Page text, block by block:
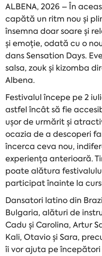
ALBENA, 2026 – În
capătă un ritm nou și
însemna doar soare și
și emoție, odată cu o
dans Sensation Days.
salsa, zouk și kizomba
Albena.
Festivalul începe pe 2
astfel încât să fie
ușor de urmărit și
ocazia de a descoperi
încerca ceva nou,
experiența anterioară.
poate alătura
participat înainte la
Dansatori latino din
Bulgaria, alături de
Cadu și Carolina, Artur
Kali, Otavio și Sara,
îi vor ajuta pe